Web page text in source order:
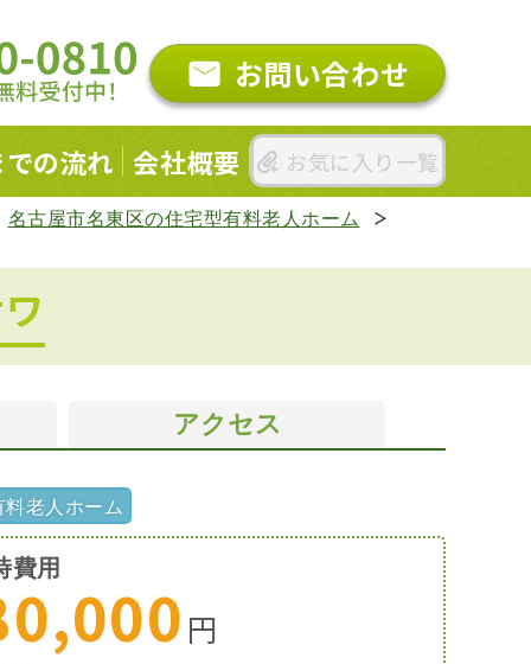
お問い合わせ
の流れ 会社概要 お気に入り一覧
名古屋市名東区の住宅型有料老人ホーム
アクセス
老人ホーム
費用
円